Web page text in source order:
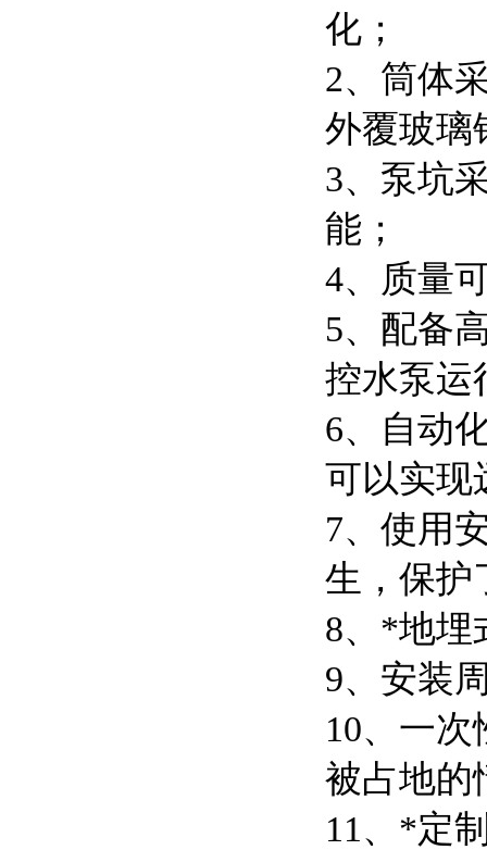
化；
2、筒体
外覆玻璃
3、泵坑
能；
4、质量
5、配备
控水泵运
6、自动
可以实现
7、使用
生，保护
8、*地埋
9、安装
10、一
被占地的
11、*定